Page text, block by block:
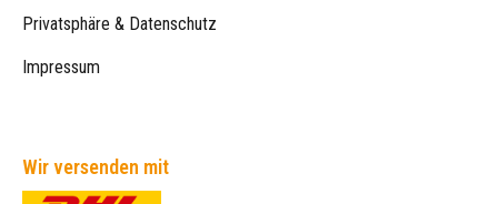
Privatsphäre & Datenschutz
Impressum
Wir versenden mit